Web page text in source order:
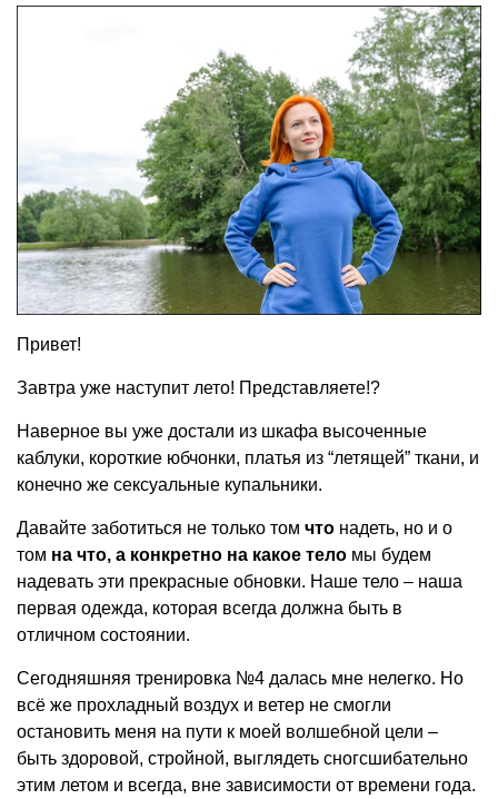
Привет!
Завтра уже наступит лето! Представляете!?
Наверное вы уже достали из шкафа высоченные
каблуки, короткие юбчонки, платья из “летящей” ткани, и
конечно же сексуальные купальники.
Давайте заботиться не только том что надеть, но и о
том на что, а конкретно на какое тело мы будем
надевать эти прекрасные обновки. Наше тело – наша
первая одежда, которая всегда должна быть в
отличном состоянии.
Сегодняшняя тренировка №4 далась мне нелегко. Но
всё же прохладный воздух и ветер не смогли
остановить меня на пути к моей волшебной цели –
быть здоровой, стройной, выглядеть сногсшибательно
этим летом и всегда, вне зависимости от времени года.